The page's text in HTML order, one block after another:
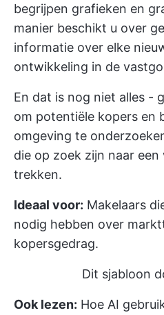
begrijpen grafieken en
manier beschikt u over
informatie over elke
ontwikkeling in de
En dat is nog niet alles -
om potentiële kopers en
omgeving te
die op zoek zijn naar
trekken.
Ideaal voor: Makelaars
nodig hebben over
kopersgedrag.
Dit sjabloon
Ook lezen: Hoe AI